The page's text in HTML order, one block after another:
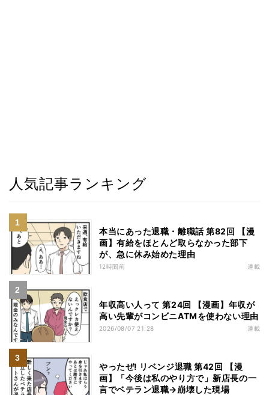
人気記事ランキング
本当にあった退職・離職話 第82回 【漫
画】有給をほとんど取らなかった部下
が、急に休み始めた理由
12時間前 連載
年収高い人って 第24回 【漫画】年収が
高い先輩がコンビニATMを使わない理由
2026/08/07 21:28 連載
やったぜ! リベンジ退職 第42回 【漫
画】「今後は私のやり方で」新店長の一
言でベテラン退職→崩壊した現場